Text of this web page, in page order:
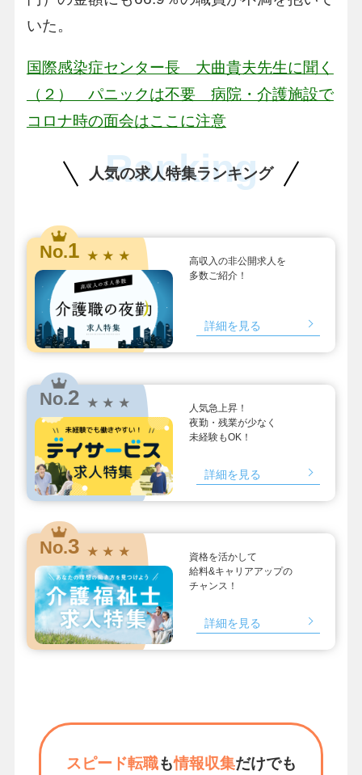
いた。
国際感染症センター長 大曲貴夫先生に聞く
（２） パニックは不要 病院・介護施設で
コロナ時の面会はここに注意
人気の求人特集ランキング
Ranking
No.1 ★ ★ ★
高収入の非公開求人を
多数ご紹介！
詳細を見る
No.2 ★ ★ ★
人気急上昇！
夜勤・残業が少なく
未経験もOK！
詳細を見る
No.3 ★ ★ ★
資格を活かして
給料&キャリアアップの
チャンス！
詳細を見る
スピード転職も情報収集だけでも